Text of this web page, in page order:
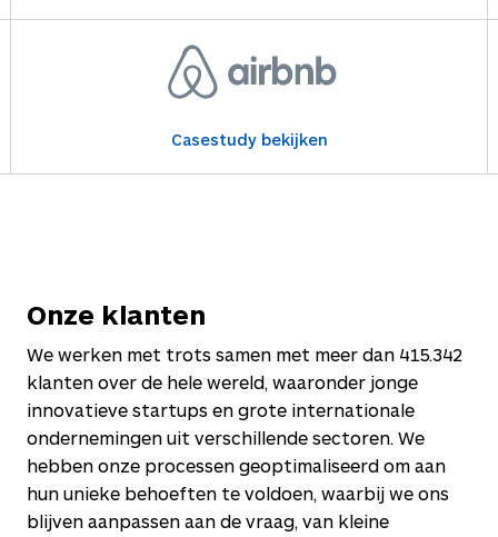
Casestudy bekijken
Onze klanten
We werken met trots samen met meer dan 415.342
klanten over de hele wereld, waaronder jonge
innovatieve startups en grote internationale
ondernemingen uit verschillende sectoren. We
hebben onze processen geoptimaliseerd om aan
hun unieke behoeften te voldoen, waarbij we ons
blijven aanpassen aan de vraag, van kleine